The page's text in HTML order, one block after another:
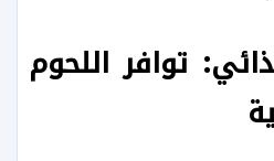
توافر اللحوم